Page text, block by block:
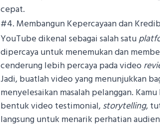
cepat.
#4. Membangun Kepercayaan dan
YouTube dikenal sebagai salah satu
dipercaya untuk menemukan dan
cenderung lebih percaya pada video
Jadi, buatlah video yang menunjukkan
menyelesaikan masalah pelanggan.
bentuk video testimonial,storytelling,
langsung untuk menarik perhatian